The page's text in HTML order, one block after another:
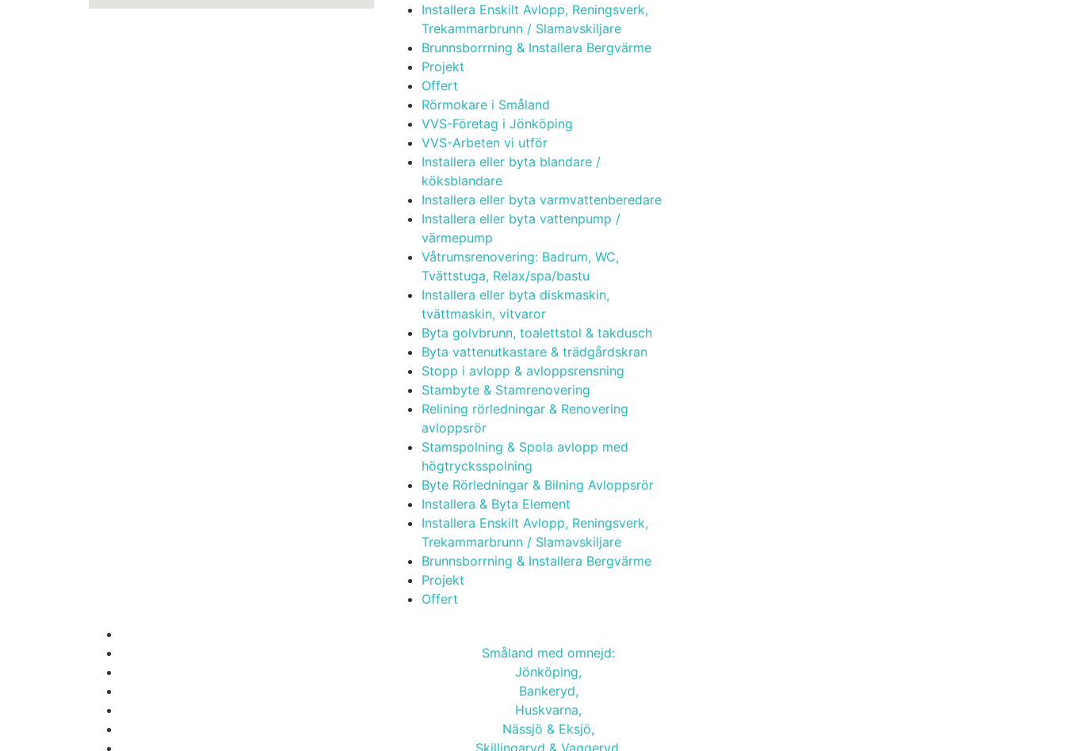
Installera Enskilt Avlopp, Reningsverk,
Trekammarbrunn / Slamavskiljare
Brunnsborrning & Installera Bergvärme
Projekt
Offert
Rörmokare i Småland
VVS-Företag i Jönköping
VVS-Arbeten vi utför
Installera eller byta blandare /
köksblandare
Installera eller byta varmvattenberedare
Installera eller byta vattenpump /
värmepump
Våtrumsrenovering: Badrum, WC,
Tvättstuga, Relax/spa/bastu
Installera eller byta diskmaskin,
tvättmaskin, vitvaror
Byta golvbrunn, toalettstol & takdusch
Byta vattenutkastare & trädgårdskran
Stopp i avlopp & avloppsrensning
Stambyte & Stamrenovering
Relining rörledningar & Renovering
avloppsrör
Stamspolning & Spola avlopp med
högtrycksspolning
Byte Rörledningar & Bilning Avloppsrör
Installera & Byta Element
Installera Enskilt Avlopp, Reningsverk,
Trekammarbrunn / Slamavskiljare
Brunnsborrning & Installera Bergvärme
Projekt
Offert
Småland med omnejd:
Jönköping,
Bankeryd,
Huskvarna,
Nässjö & Eksjö,
Skillingaryd & Vaggeryd,